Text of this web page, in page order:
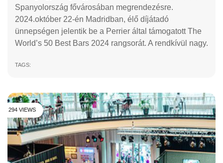
Spanyolország fővárosában megrendezésre.
2024.október 22-én Madridban, élő díjátadó
ünnepségen jelentik be a Perrier által támogatott The
World’s 50 Best Bars 2024 rangsorát. A rendkívül nagy.
TAGS:
294 VIEWS